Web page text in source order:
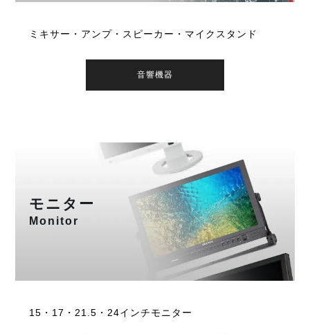
ミキサー・アンプ・スピーカー・マイクスタンド
音響機器
モニター
Monitor
15・17・21.5・24インチモニター